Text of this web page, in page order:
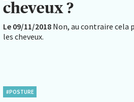
cheveux ?
Le 09/11/2018 Non, au contraire cela
les cheveux.
#POSTURE